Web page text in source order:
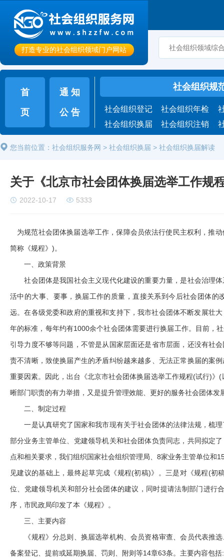
打造专业的社会组织领域门户网站
首
页
通 知
公 告
社会组织规
社会组织登记 社会组织年检
社会组织换届
社会组织注销
您当前位置： 社会组织服务网 > 社会组织换届 > 社会组织换届解读
关于《北京市社会团体换届选举工作规
2022-10-17 5333
为规范社会团体换届选举工作，保障会员依法行使民主权利，推
简称《规程》)。
一、政策背景
社会团体是我国社会主义现代化建设的重要力量，是社会治理体
活中的大事、要事，换届工作的质量，直接关系到今后社会团体
远。在各级党委和政府的重视和支持下，我市社会团体不断发展壮
年的标准，每年约有1000余个社会团体需要进行换届工作。目前，
引导力度不够等问题，不管是从国家层面还是省市层面，还没有社
责不清晰，致使换届产生的矛盾纠纷越来越多、无法正常换届的案
重要因素。因此，出台《北京市社会团体换届选举工作规程(试行)
晰部门职责的有力举措，又是提升管理效能、更好的服务社会团体
二、制定过程
一是认真研究了国家和我市现有关于社会团体的法律法规，梳理
部分业务主管单位、党建领导机关和社会团体负责同志，共同拟定
点和相关要求，我们组织国家社会组织管理局、8家业务主管单位
见建议的基础上，最终起草完成《规程(初稿)》。三是对《规程(
位、党建领导机关和部分社会团体的建议，同时提请法制部门进
序，市民政局印发了本《规程》。
三、主要内容
《规程》分总则、换届选举机构、会员资格审查、会员代表推选
备案登记、提前或延期换届、罚则、附则等14章63条。主要内容包括: